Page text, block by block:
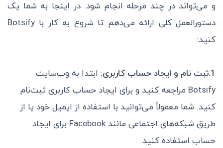
و می‌تواند در چند مرحله انجام شود. در اینجا به شما یک
دستورالعمل کلی ارائه می‌دهم تا شروع به کار با Botsify
کنید:
1.ثبت نام و ایجاد حساب کاربری:
ابتدا به وب‌سایت
Botsify مراجعه کنید و برای ایجاد حساب کاربری ثبت‌نام
کنید. شما معمولاً می‌توانید با استفاده از ایمیل خود یا از
طریق شبکه‌های اجتماعی مانند Facebook برای ایجاد
حساب استفاده کنید.